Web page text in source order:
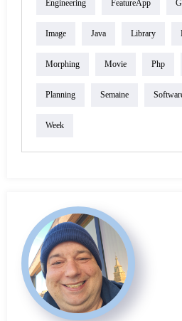
Engineering FeatureApp
Image Java Library
Morphing Movie Php
Planning Semaine
Week